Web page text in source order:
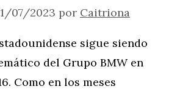
07/2023 por Caitriona
sigue siendo
del Grupo BMW en
Como en los meses